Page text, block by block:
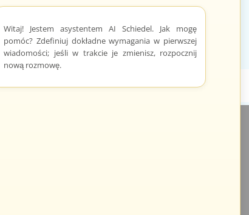
na
Zróżnicowane towary
Prezentacja towarów jest dopasowana do
odpowiednich kategorii przypisanych
indywidualnie dla każdego sprzedawcy.
Witaj! Jestem asystentem AI Schiedel. Jak mogę
pomóc? Zdefiniuj dokładne wymagania w pierwszej
wiadomości; jeśli w trakcie je zmienisz, rozpocznij
nową rozmowę.
ul. św. Rocha 4a, 35-330 Rzeszów, Polska